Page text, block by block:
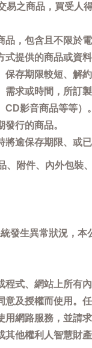
易之商品，買受人
品，包含且不限於
提供的商品或資料
存期限較短、解
求或時間，所訂
影音商品等等）。
行的商品。
逾保存期限、或已
、附件、內外包裝
發生異常狀況，
程式、網站上所有
及授權而使用。
網路服務，並請
他權利人智慧財